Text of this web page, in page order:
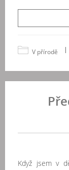
V přírodě |
Když jsem v